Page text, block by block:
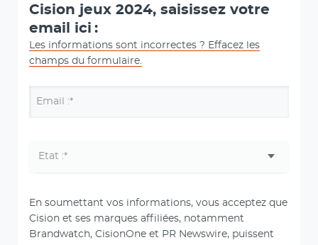
Cision jeux 2024, saisissez votre
email ici :
Les informations sont incorrectes ? Effacez les
champs du formulaire.
Email :*
En soumettant vos informations, vous acceptez que
Cision et ses marques affiliées, notamment
Brandwatch, CisionOne et PR Newswire, puissent